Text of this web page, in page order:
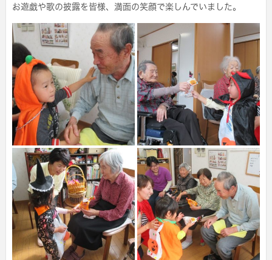
お遊戯や歌の披露を皆様、満面の笑顔で楽しんでいました。